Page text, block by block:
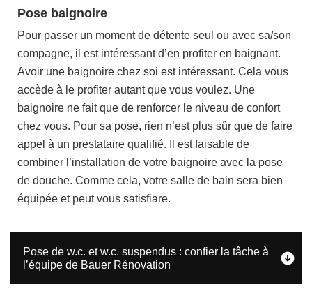
Pose baignoire
Pour passer un moment de détente seul ou avec sa/son
compagne, il est intéressant d’en profiter en baignant.
Avoir une baignoire chez soi est intéressant. Cela vous
accède à le profiter autant que vous voulez. Une
baignoire ne fait que de renforcer le niveau de confort
chez vous. Pour sa pose, rien n’est plus sûr que de faire
appel à un prestataire qualifié. Il est faisable de
combiner l’installation de votre baignoire avec la pose
de douche. Comme cela, votre salle de bain sera bien
équipée et peut vous satisfiare.
Pose de w.c. et w.c. suspendus : confier la tâche à
l’équipe de Bauer Rénovation